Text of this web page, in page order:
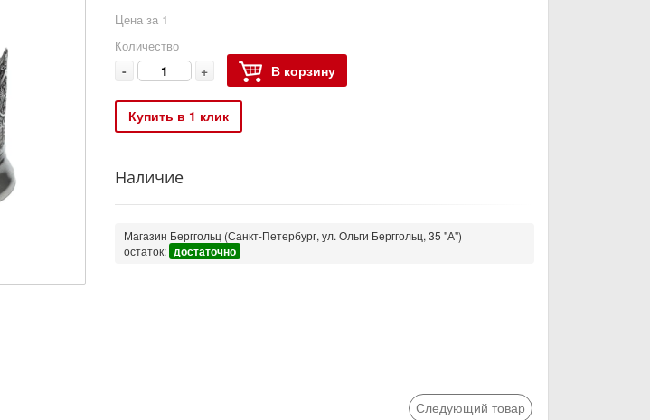
Цена за 1
Количество
- + В корзину
Купить в 1 клик
Наличие
Магазин Берггольц (Санкт-Петербург, ул. Ольги Берггольц, 35 "А")
остаток: достаточно
Следующий товар